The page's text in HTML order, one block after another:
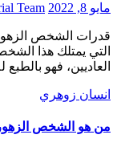
مايو 8, 2022 Team
قدرات الشخص
التي يمتلك هذا
العاديين، فهو
انسان زوهري
من هو الشخص